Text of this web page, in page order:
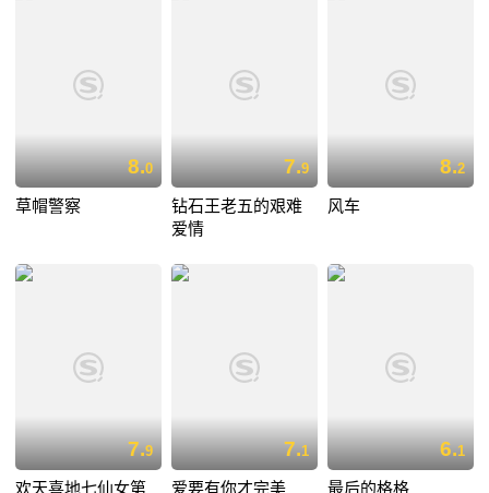
8.0
草帽警察
7.9
钻石王老五的艰难
爱情
8.2
风车
7.9
欢天喜地七仙女第
7.1
爱要有你才完美
6.1
最后的格格